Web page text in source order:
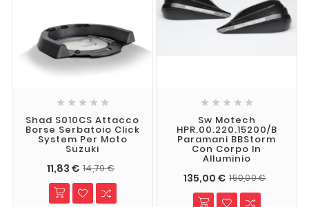
    
Shad S010CS Attacco
Borse Serbatoio Click
System Per Moto
Suzuki
11,83 € 14,79 €
    
Sw Motech
HPR.00.220.15200/B
Paramani BBStorm
Con Corpo In
Alluminio
135,00 € 150,00 €